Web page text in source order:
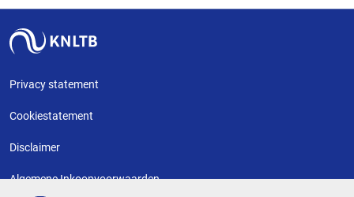
Privacy statement
Cookiestatement
Disclaimer
Algemene Inkoopvoorwaarden